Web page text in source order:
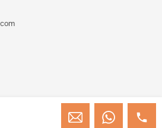
Julio C. Baggio - Corretor de Imóveis